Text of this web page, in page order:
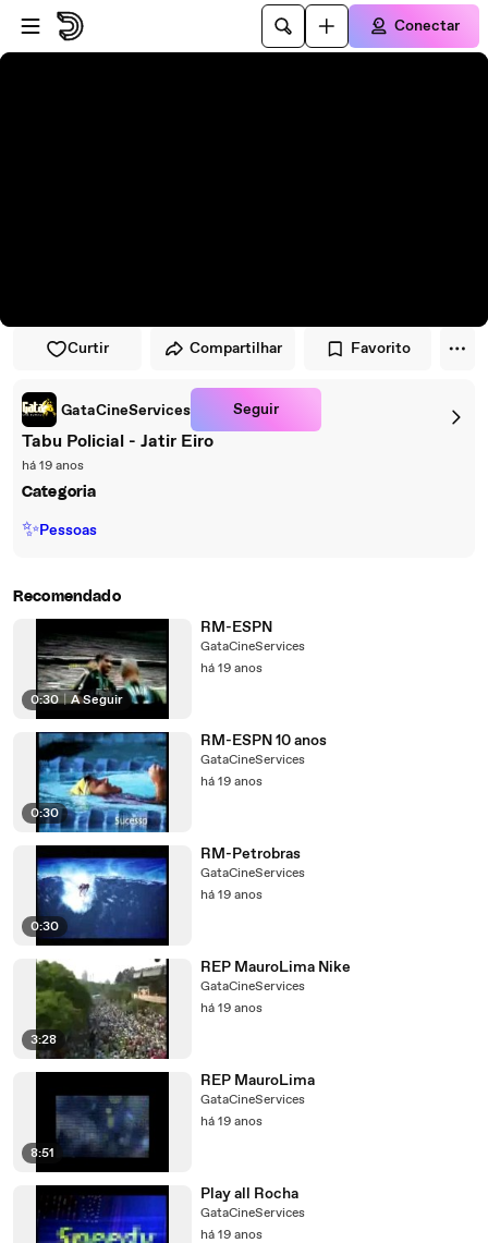
Pular para o player
Ir para o conteúdo principal
Conectar
Curtir Compartilhar Favorito
GataCineServices Seguir
Tabu Policial - Jatir Eiro
há 19 anos
Categoria
✨Pessoas
Recomendado
0:30 | A Seguir
RM-ESPN
GataCineServices
há 19 anos
0:30
RM-ESPN 10 anos
GataCineServices
há 19 anos
0:30
RM-Petrobras
GataCineServices
há 19 anos
3:28
REP MauroLima Nike
GataCineServices
há 19 anos
8:51
REP MauroLima
GataCineServices
há 19 anos
Play all Rocha
GataCineServices
há 19 anos